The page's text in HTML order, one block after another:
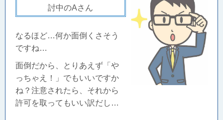
討中のAさん
なるほど…何か面倒くさそう
ですね…
面倒だから、とりあえず「や
っちゃえ！」でもいいですか
ね？注意されたら、それから
許可を取ってもいい訳だし…